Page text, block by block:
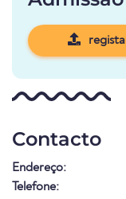
Contacto
Endereço:
Telefone: